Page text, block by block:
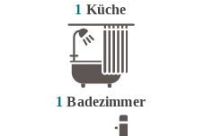
1 Küche
1 Badezimmer